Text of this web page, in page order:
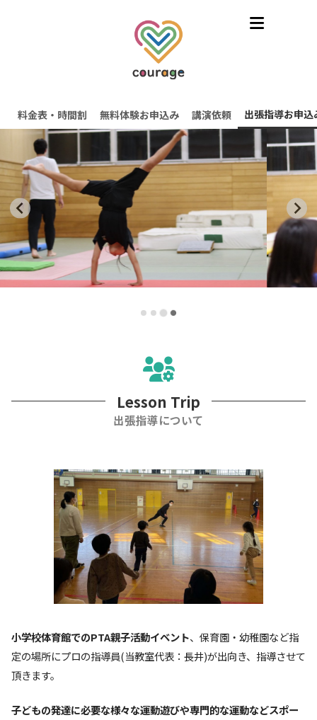
料金表・時間割 無料体験お申込み 講演依頼 出張指導お申込
Lesson Trip
出張指導について
小学校体育館でのPTA親子活動イベント、保育園・幼稚園など指
定の場所にプロの指導員(当教室代表：長井)が出向き、指導させて
頂きます。
子どもの発達に必要な様々な運動遊びや専門的な運動などスポー